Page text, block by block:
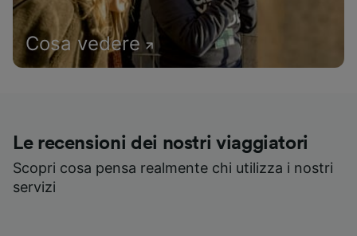
Cosa vedere
Le recensioni dei nostri viaggiatori
Scopri cosa pensa realmente chi utilizza i nostri
servizi